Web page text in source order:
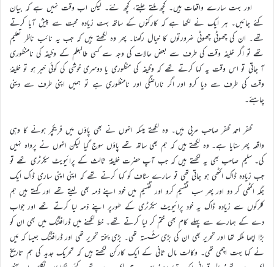
اور بہت سارے واقعات ہیں۔ کچھ ملتے جلتے، کچھ نئے۔ لیکن اب وقت نہیں ہے کہ بیان
کئے جائیں۔ ہر ایک نے لکھا ہے کہ کارکنوں کے ساتھ بہت زیادہ محبت سے پیش آیا کرتے
تھے۔ ان کی چھوٹی چھوٹی ضرورتوں کا خیال رکھنا۔ پھر وہ لکھتے ہیں کہ جب یہ نائب ناظر تعلیم
تھے تو اگر خلیفہ وقت کی طرف سے بعض حالات کی وجہ سے کسی طالبعلم کے وظیفہ کی نامنظوری
آ جاتی تو اس وقت یہ کہا کرتے تھے کہ وظیفہ کی منظوری یا دوسری خوشی کی کوئی خبر ہو تو خلیفۂ
وقت کی طرف سے دیا کرو اور اگر ناراضگی اور نامنظوری ہے تو ہمیں اپنی طرف سے دینی
چاہئے۔
ظفر احمد ظفر صاحب مربی ہیں۔ وہ لکھتے ہیںکہ انہوں نے بھی پاؤں میں فریکچر ہونے کا وہی
واقعہ پھر سنایا ہے۔ وہ لکھتے ہیں کہ ہم بھی ساتھ تھے پاؤں سوج گیا لیکن انہوں نے پرواہ نہیں
کی۔ سلیم صاحب بھی یہ لکھتے ہیں کہ جب آپ حضرت خلیفۃ ثالث کے پرائیویٹ سیکرٹری تھے تو
جب زیادہ ڈاک اکٹھی ہو جاتی تھی تو سارے سٹاف کو کہا کرتے تھے کہ اپنی اپنی ساری ڈاک ایک
جگہ اکٹھی کر دو اور پھر سب تقسیم کرو اور تقسیم میں خود اپنے ذمہ بھی لیتے تھے اور کہتے ہیں ہم
کلرکوں سے زیادہ ڈاک یہ خود پرائیویٹ سیکرٹری کے طورپر اپنے ذمہ لیا کرتے تھے اور جواب
دے کے ہمارے سے پہلے کام بھی ختم کر لیا کرتے تھے۔ خط لکھنے میں ڈرافٹنگ میں بھی ان کو
بڑا اچھا ملکہ تھا اور تحریر بھی ان کی بڑی شُستہ تھی۔ بڑی پختہ تحریر تھی اور ڈرافٹنگ جیسا کہ مَیں
نے کہا بہت اچھی تھی۔ وکالت مال ثانی کے ایک کارکن لکھتے ہیں کہ تحریک جدید کی ہم تاریخ